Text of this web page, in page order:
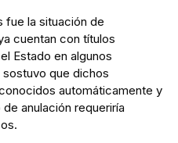
fue la situación de
cuentan con títulos
Estado en algunos
que dichos
automáticamente y
anulación requeriría